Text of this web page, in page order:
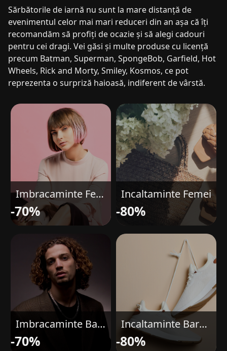
Sărbătorile de iarnă nu sunt la mare distanță de
evenimentul celor mai mari reduceri din an așa că îți
recomandăm să profiți de ocazie și să alegi cadouri
pentru cei dragi. Vei găsi și multe produse cu licență
precum Batman, Superman, SpongeBob, Garfield, Hot
Wheels, Rick and Morty, Smiley, Kosmos, ce pot
reprezenta o surpriză haioasă, indiferent de vârstă.
Imbracaminte Femei
-70%
Incaltaminte Femei
-80%
Imbracaminte Barbati
-70%
Incaltaminte Barbati
-80%